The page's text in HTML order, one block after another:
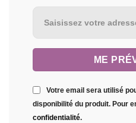
Votre email sera utilisé
disponibilité du produit. Pour
confidentialité.